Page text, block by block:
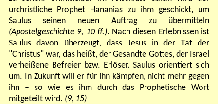
urchristliche Prophet Hananias zu ihm geschickt, um
Saulus seinen neuen Auftrag zu übermitteln
(Apostelgeschichte 9, 10 ff.). Nach diesen Erlebnissen ist
Saulus davon überzeugt, dass Jesus in der Tat der
"Christus" war, das heißt, der Gesandte Gottes, der Israel
verheißene Befreier bzw. Erlöser. Saulus orientiert sich
um. In Zukunft will er für ihn kämpfen, nicht mehr gegen
ihn – so wie es ihm durch das Prophetische Wort
mitgeteilt wird. (9, 15)